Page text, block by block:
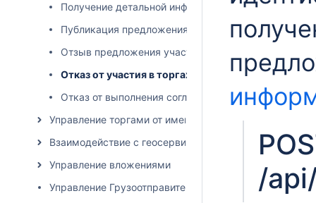
Получение детальной информации по заявке и
Публикация предложения по заявке на перевозку
Отзыв предложения участником торгов
Отказ от участия в торгах
Отказ от выполнения согласованной перевозки
Управление торгами от имени грузовладельца
Взаимодействие с геосервисами
Управление вложениями
Управление Грузоотправителями и
/